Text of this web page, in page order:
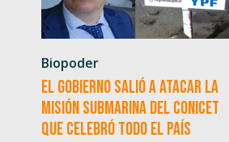
Biopoder
El Gobierno salió a atacar la
misión submarina del CONICET
que celebró todo el país